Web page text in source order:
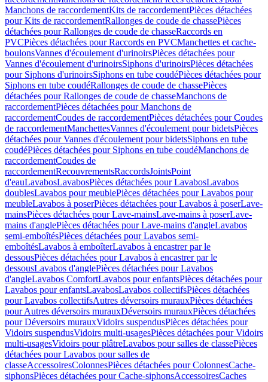
Manchons de raccordementKits de raccordementPièces détachées
pour Kits de raccordementRallonges de coude de chassePièces
détachées pour Rallonges de coude de chasseRaccords en
PVCPièces détachées pour Raccords en PVCManchettes et cache-
boulonsVannes d'écoulement d'urinoirsPièces détachées pour
Vannes d'écoulement d'urinoirsSiphons d'urinoirsPièces détachées
pour Siphons d'urinoirsSiphons en tube coudéPièces détachées pour
Siphons en tube coudéRallonges de coude de chassePièces
détachées pour Rallonges de coude de chasseManchons de
raccordementPièces détachées pour Manchons de
raccordementCoudes de raccordementPièces détachées pour Coudes
de raccordementManchettesVannes d'écoulement pour bidetsPièces
détachées pour Vannes d'écoulement pour bidetsSiphons en tube
coudéPièces détachées pour Siphons en tube coudéManchons de
raccordementCoudes de
raccordementRecouvrementsRaccordsJointsPoint
d'eauLavabosLavabosPièces détachées pour LavabosLavabos
doublesLavabos pour meublePièces détachées pour Lavabos pour
meubleLavabos à poserPièces détachées pour Lavabos à poserLave-
mainsPièces détachées pour Lave-mainsLave-mains à poserLave-
mains d'anglePièces détachées pour Lave-mains d'angleLavabos
semi-emboîtésPièces détachées pour Lavabos semi-
emboîtésLavabos à emboîterLavabos à encastrer par le
dessousPièces détachées pour Lavabos à encastrer par le
dessousLavabos d'anglePièces détachées pour Lavabos
d'angleLavabos ComfortLavabos pour enfantsPièces détachées pour
Lavabos pour enfantsLavabosLavabos collectifsPièces détachées
pour Lavabos collectifsAutres déversoirs murauxPièces détachées
pour Autres déversoirs murauxDéversoirs murauxPièces détachées
pour Déversoirs murauxVidoirs suspendusPièces détachées pour
Vidoirs suspendusVidoirs multi-usagesPièces détachées pour Vidoirs
multi-usagesVidoirs pour plâtreLavabos pour salles de classePièces
détachées pour Lavabos pour salles de
classeAccessoiresColonnesPièces détachées pour ColonnesCache-
siphonsPièces détachées pour Cache-siphonsAccessoiresCaches